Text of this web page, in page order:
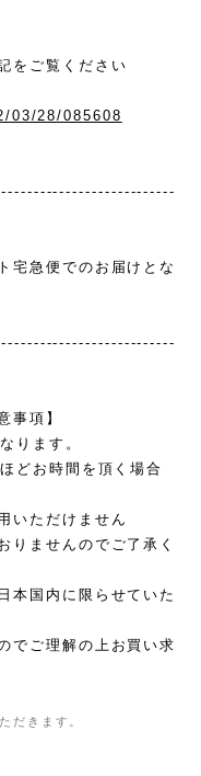
をご覧ください
28/085608
宅急便でのお届けとな
事項】
ります。
どお時間を頂く場合
いただけません
りませんのでご了承く
本国内に限らせていた
でご理解の上お買い求
だきます。